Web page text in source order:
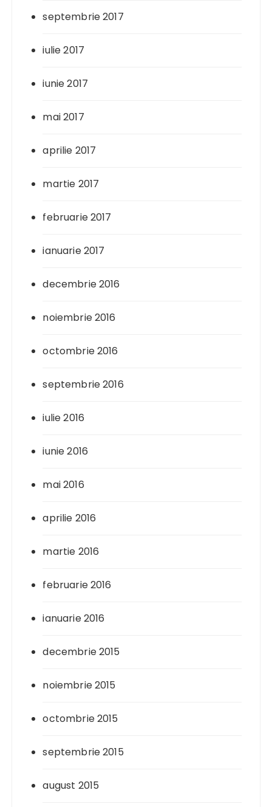
septembrie 2017
iulie 2017
iunie 2017
mai 2017
aprilie 2017
martie 2017
februarie 2017
ianuarie 2017
decembrie 2016
noiembrie 2016
octombrie 2016
septembrie 2016
iulie 2016
iunie 2016
mai 2016
aprilie 2016
martie 2016
februarie 2016
ianuarie 2016
decembrie 2015
noiembrie 2015
octombrie 2015
septembrie 2015
august 2015